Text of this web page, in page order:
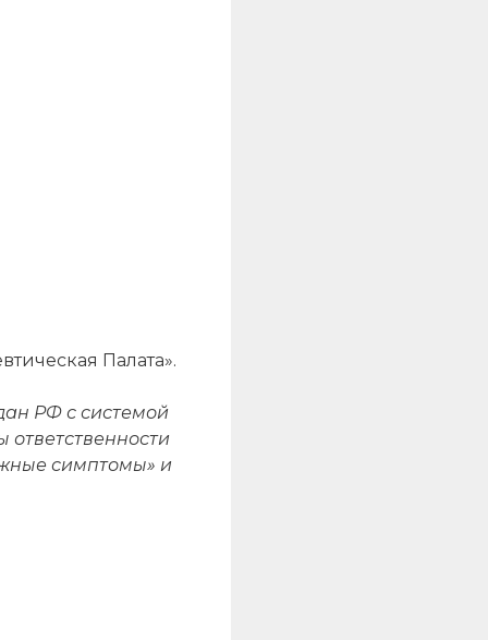
Палата».
РФ с системой
симптомы» и